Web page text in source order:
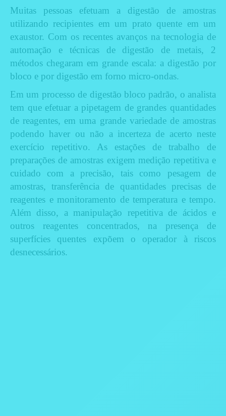
Muitas pessoas efetuam a digestão de amostras
utilizando recipientes em um prato quente em um
exaustor. Com os recentes avanços na tecnologia de
automação e técnicas de digestão de metais, 2
métodos chegaram em grande escala: a digestão por
bloco e por digestão em forno micro-ondas.
Em um processo de digestão bloco padrão, o analista
tem que efetuar a pipetagem de grandes quantidades
de reagentes, em uma grande variedade de amostras
podendo haver ou não a incerteza de acerto neste
exercício repetitivo. As estações de trabalho de
preparações de amostras exigem medição repetitiva e
cuidado com a precisão, tais como pesagem de
amostras, transferência de quantidades precisas de
reagentes e monitoramento de temperatura e tempo.
Além disso, a manipulação repetitiva de ácidos e
outros reagentes concentrados, na presença de
superfícies quentes expõem o operador à riscos
desnecessários.